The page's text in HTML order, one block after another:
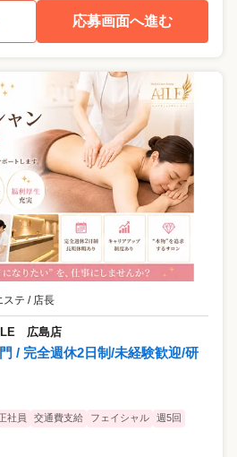
応募画面へ進む
ステ / 店長
広島店
/ 完全週休2日制/未経験歓迎/研
社員 交通費支給 フェイシャル
週5回